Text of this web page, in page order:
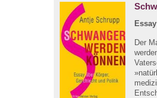
Der